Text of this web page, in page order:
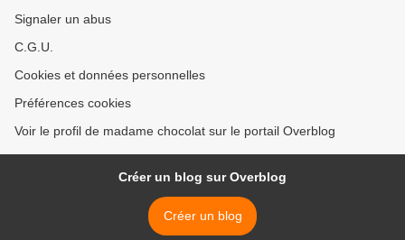
Signaler un abus
C.G.U.
Cookies et données personnelles
Préférences cookies
Voir le profil de madame chocolat sur le portail Overblog
Créer un blog sur Overblog
Créer un blog